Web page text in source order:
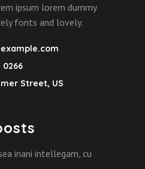
ipsum lorem dummy
fonts and lovely.
0266
Street, US
inani intellegam, cu